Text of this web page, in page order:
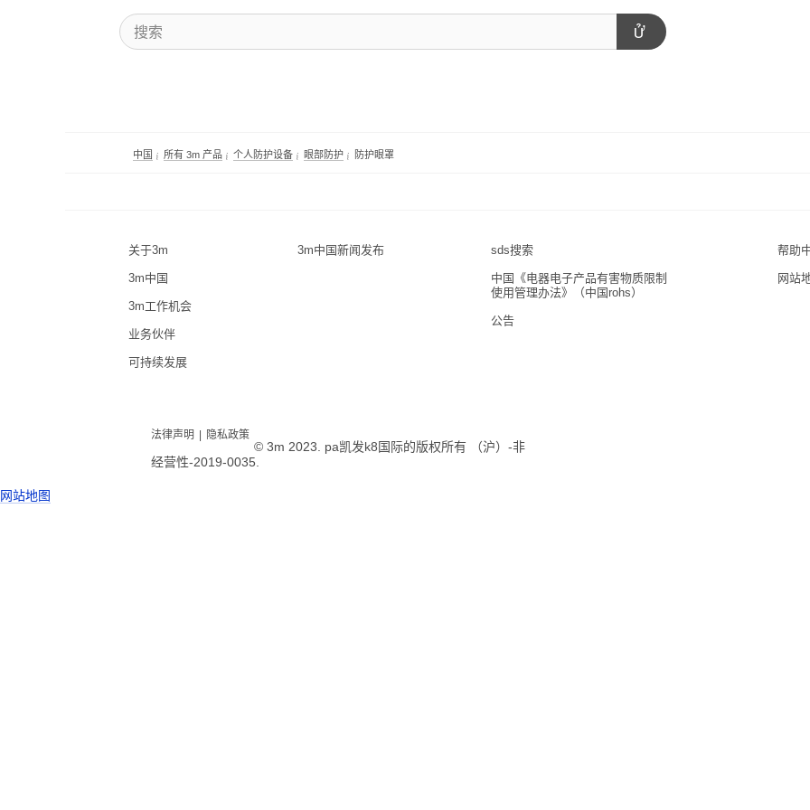
中国 所有 3m 产品 个人防护设备 眼部防护 防护眼罩
关于3m
3m中国
3m工作机会
业务伙伴
可持续发展
3m中国新闻发布 sds搜索
中国《电器电子产品有害物质限制
使用管理办法》（中国rohs）
公告
帮助
网站
法律声明 隐私政策
© 3m 2023. pa凯发k8国际的版权所有 （沪）-非
经营性-2019-0035.
网站地图